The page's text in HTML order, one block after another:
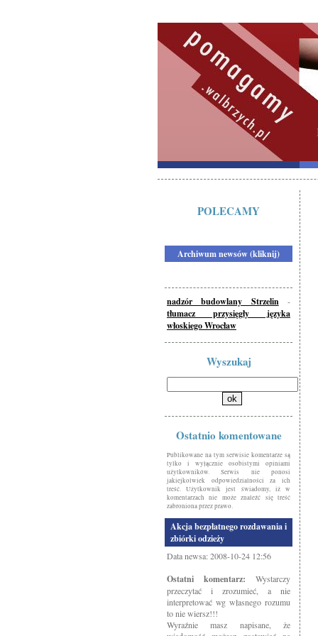
POLECAMY
Archiwum newsów (kliknij)
nadzór budowlany Strzelin -
tłumacz przysięgły języka
włoskiego Wrocław
Wyszukaj
Ostatnio komentowane
Publikowane na tym serwisie komentarze są
tylko i wyłącznie osobistymi opiniami
użytkowników. Serwis nie ponosi
jakiejkolwiek odpowiedzialności za ich
treść. Użytkownik jest świadomy, iż w
komentarzach nie może znaleźć się treść
zabroniona przez prawo.
Akcja bezpłatnego rozdawania i
zbiórki odzieży
Data newsa: 2008-10-24 12:56
Ostatni komentarz: Wystarczy
przeczytać i zrozumieć, a nie
interpretować wg własnego rozumu
to nie wiersz!!!
Wyraźnie masz napisane, że